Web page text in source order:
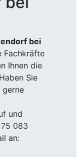
bei
Fachkräfte
Ihnen die
Sie
gerne
und
083
an: